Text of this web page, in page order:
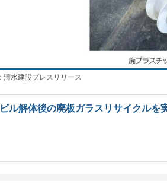
水建設プレスリリース
ル解体後の廃板ガラスリサイクルを